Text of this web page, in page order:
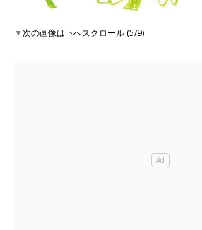
▼次の画像は下へスクロール (5/9)